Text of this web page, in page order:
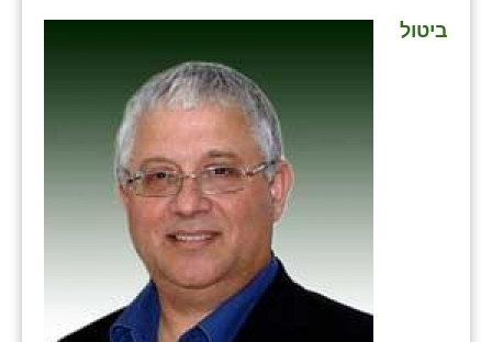
ביטול
גן הדרום